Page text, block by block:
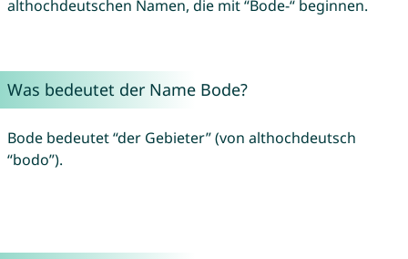
althochdeutschen Namen, die mit “Bode-“ beginnen.
Was bedeutet der Name Bode?
Bode bedeutet “der Gebieter” (von althochdeutsch
“bodo”).